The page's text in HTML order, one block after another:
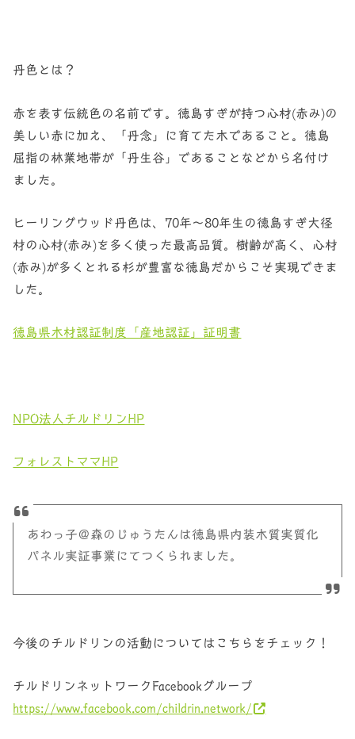
丹色とは？
赤を表す伝統色の名前です。徳島すぎが持つ心材(赤み)の
美しい赤に加え、「丹念」に育てた木であること。徳島
屈指の林業地帯が「丹生谷」であることなどから名付け
ました。
ヒーリングウッド丹色は、70年～80年生の徳島すぎ大径
材の心材(赤み)を多く使った最高品質。樹齢が高く、心材
(赤み)が多くとれる杉が豊富な徳島だからこそ実現できま
した。
徳島県木材認証制度「産地認証」証明書
NPO法人チルドリンHP
フォレストママHP
あわっ子＠森のじゅうたんは徳島県内装木質実質化
パネル実証事業にてつくられました。
今後のチルドリンの活動についてはこちらをチェック！
チルドリンネットワークFacebookグループ
https://www.facebook.com/childrin.network/